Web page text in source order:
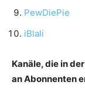
PewDiePie
iBlali
Kanäle, die in
an Abonnenten